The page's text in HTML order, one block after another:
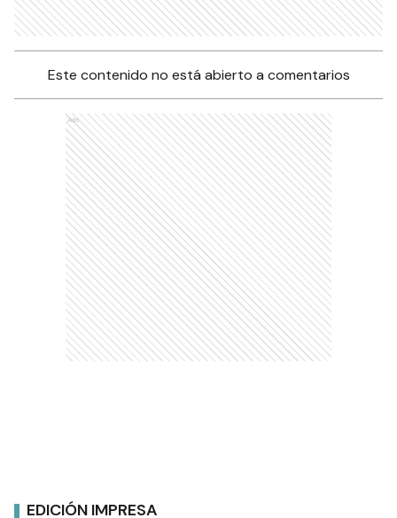
Este contenido no está abierto a comentarios
Ads
EDICIÓN IMPRESA